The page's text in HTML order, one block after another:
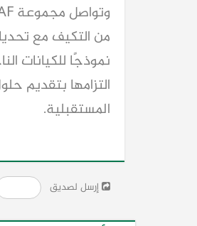
من التكيف مع
نموذجًا للكيانات
التزامها بتقديم
المستقبلية.
إرسل لصديقFacebook